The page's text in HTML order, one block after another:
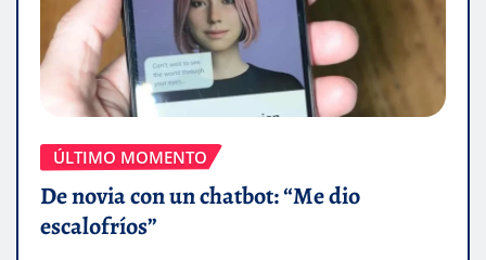
ÚLTIMO MOMENTO
De novia con un chatbot: “Me dio
escalofríos”